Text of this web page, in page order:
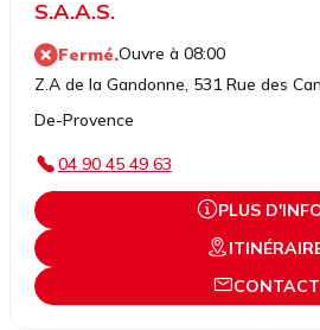
S.A.A.S.
Fermé.Ouvre à 08:00
Z.A de la Gandonne, 531 Rue des
De-Provence
04 90 45 49 63
PLUS
CONTACT